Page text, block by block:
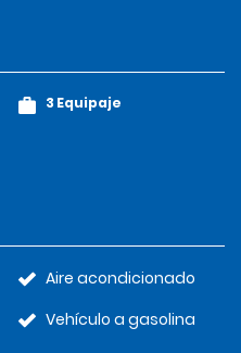
3 Equipaje
Aire acondicionado
Vehículo a gasolina